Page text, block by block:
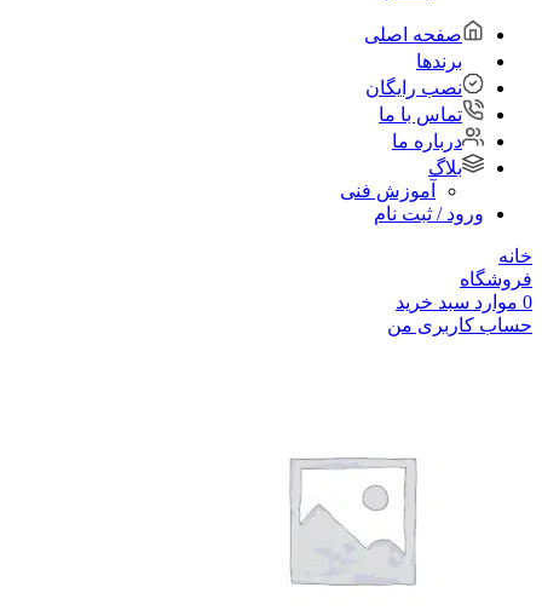
صفحه اصلی
برندها
نصب رایگان
تماس با ما
درباره ما
بلاگ
آموزش فنی
ورود / ثبت نام
خانه
فروشگاه
0 موارد سبد خرید
حساب کاربری من